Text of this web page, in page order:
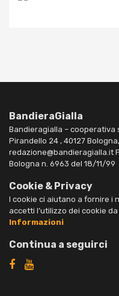
BandieraGialla
Bandieragialla – cooperativa
Pirandello 24 , 40127
redazione@bandieragialla.it
Bologna n. 6963 del 18/11/99
Cookie & Privacy
I cookie ci aiutano a fornire i
accetti l’utilizzo dei cookie
Informazioni
Continua a seguirci